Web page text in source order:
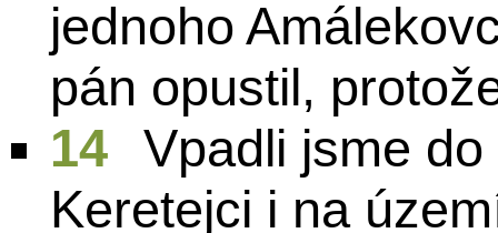
jednoho
pán opustil,
14
Vpadli jsme
Keretejci i na